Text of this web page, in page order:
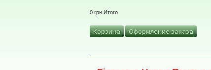
0 грн Итого
Корзина Оформление заказа